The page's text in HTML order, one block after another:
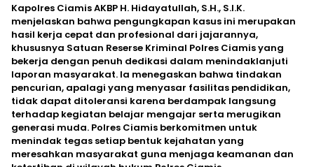
Kapolres Ciamis AKBP H. Hidayatullah, S.H., S.I.K.
menjelaskan bahwa pengungkapan kasus ini merupakan
hasil kerja cepat dan profesional dari jajarannya,
khususnya Satuan Reserse Kriminal Polres Ciamis yang
bekerja dengan penuh dedikasi dalam menindaklanjuti
laporan masyarakat. Ia menegaskan bahwa tindakan
pencurian, apalagi yang menyasar fasilitas pendidikan,
tidak dapat ditoleransi karena berdampak langsung
terhadap kegiatan belajar mengajar serta merugikan
generasi muda. Polres Ciamis berkomitmen untuk
menindak tegas setiap bentuk kejahatan yang
meresahkan masyarakat guna menjaga keamanan dan